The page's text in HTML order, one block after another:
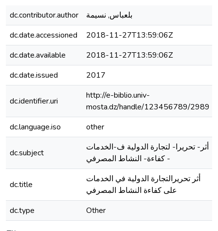
dc.contributor.author
بلعباس, نسيمة
dc.date.accessioned
2018-11-27T13:59:06Z
dc.date.available
2018-11-27T13:59:06Z
dc.date.issued
2017
dc.identifier.uri
http://e-biblio.univ-
mosta.dz/handle/123456789/2989
dc.language.iso
other
dc.subject
أثر- تحريرا- لتجارة الدولية ف-الخدمات
- كفاءة- النشاط المصرفي
dc.title
أثر تحريرالتجارة الدولية في الخدمات
على كفاءة النشاط المصرفي
dc.type Other